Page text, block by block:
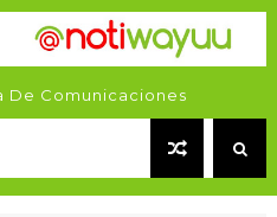
De Comunicaciones